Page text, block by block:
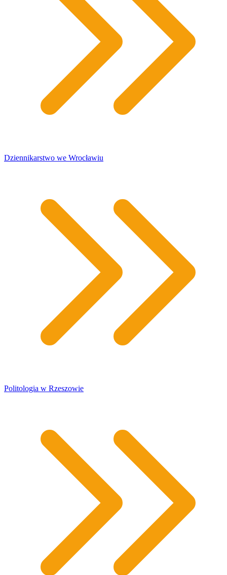
​Dziennikarstwo we Wrocławiu
Politologia w Rzeszowie